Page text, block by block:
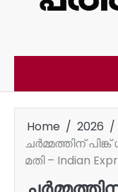
Home 2026
ചർമ്മത്തിന്
മതി – Indian